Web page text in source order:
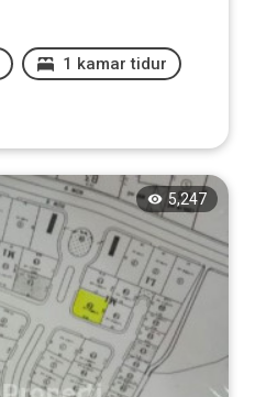
1 kamar tidur
5,247